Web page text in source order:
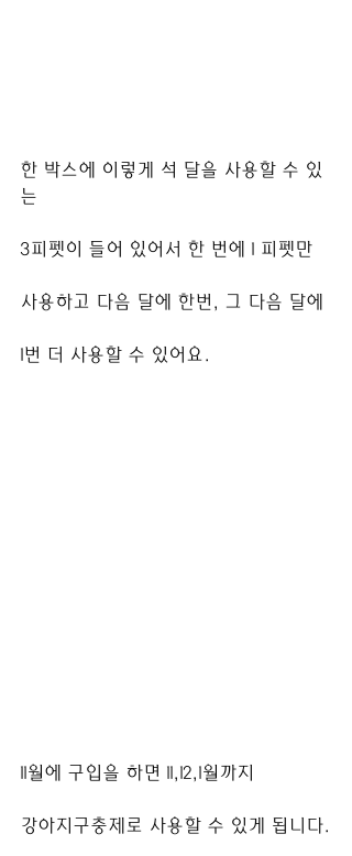
한 박스에 이렇게 석 달을 사용할 수 있
는
3피펫이 들어 있어서 한 번에 1 피펫만
사용하고 다음 달에 한번, 그 다음 달에
1번 더 사용할 수 있어요.
11월에 구입을 하면 11,12,1월까지
강아지구충제로 사용할 수 있게 됩니다.